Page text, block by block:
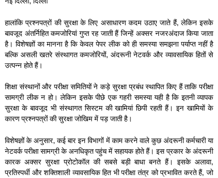
हालांकि प्रश्नपत्रों की सुरक्षा के लिए असाधारण कदम उठाए जाते हैं, लेकिन इसके
बावजूद अंतर्निहित कमजोरियां गुप्त रह जाती हैं जिन्हें अक्सर नजरअंदाज किया जाता
है। विशेषज्ञों का मानना है कि केवल पेपर लीक को ही समस्या समझना पर्याप्त नहीं है
बल्कि असली खतरे संस्थागत कमजोरियों, अंदरूनी नेटवर्क और व्यावसायिक हितों से
उत्पन्न होते हैं।
शिक्षा संस्थानों और परीक्षा समितियों ने कड़े सुरक्षा प्रबंध स्थापित किए हैं ताकि परीक्षा
सामग्री लीक न हो। लेकिन इसके पीछे एक गहरी समस्‍या यही है कि इतनी व्यापक
सुरक्षा के बावजूद भी संस्थागत सिस्टम की खामियां छिपी रहती हैं। इन खामियों के
कारण प्रश्नपत्रों की सुरक्षा जोखिम में पड़ जाती है।
विशेषज्ञों के अनुसार, कई बार इन विभागों में काम करने वाले कुछ अंदरूनी कर्मचारी या
नेटवर्क परीक्षा सामग्री के अनधिकृत पहुंच में सहायक होते हैं। इस प्रकार के अंदरूनी
कारक अक्सर सुरक्षा प्रोटोकॉल की सबसे बड़ी बाधा बनते हैं। इसके अलावा,
प्रतिस्पर्धी और शक्तिशाली व्यावसायिक हित भी परीक्षा तंत्र को प्रभावित करते हैं, जो